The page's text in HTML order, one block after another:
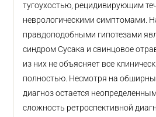
тугоухостью, рецидивирующим
неврологическими симптомами.
правдоподобными гипотезами
синдром Сусака и свинцовое
из них не объясняет все
полностью. Несмотря на
диагноз остается
сложность ретроспективной